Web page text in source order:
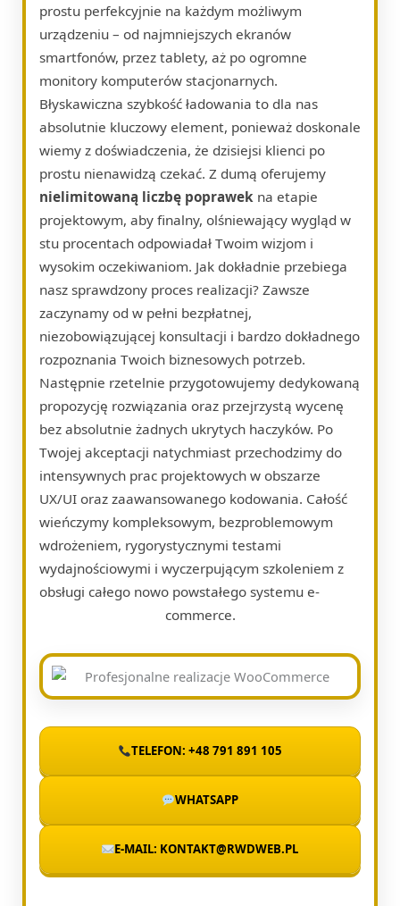
prostu perfekcyjnie na każdym możliwym
urządzeniu – od najmniejszych ekranów
smartfonów, przez tablety, aż po ogromne
monitory komputerów stacjonarnych.
Błyskawiczna szybkość ładowania to dla nas
absolutnie kluczowy element, ponieważ doskonale
wiemy z doświadczenia, że dzisiejsi klienci po
prostu nienawidzą czekać. Z dumą oferujemy
nielimitowaną liczbę poprawek na etapie
projektowym, aby finalny, olśniewający wygląd w
stu procentach odpowiadał Twoim wizjom i
wysokim oczekiwaniom. Jak dokładnie przebiega
nasz sprawdzony proces realizacji? Zawsze
zaczynamy od w pełni bezpłatnej,
niezobowiązującej konsultacji i bardzo dokładnego
rozpoznania Twoich biznesowych potrzeb.
Następnie rzetelnie przygotowujemy dedykowaną
propozycję rozwiązania oraz przejrzystą wycenę
bez absolutnie żadnych ukrytych haczyków. Po
Twojej akceptacji natychmiast przechodzimy do
intensywnych prac projektowych w obszarze
UX/UI oraz zaawansowanego kodowania. Całość
wieńczymy kompleksowym, bezproblemowym
wdrożeniem, rygorystycznymi testami
wydajnościowymi i wyczerpującym szkoleniem z
obsługi całego nowo powstałego systemu e-
commerce.
TELEFON: +48 791 891 105
WHATSAPP
E-MAIL: KONTAKT@RWDWEB.PL